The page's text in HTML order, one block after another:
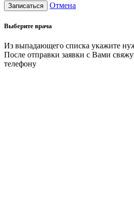
Записаться Отмена
Выберите врача
Из выпадающего списка укажите
После отправки заявки с Вами
телефону